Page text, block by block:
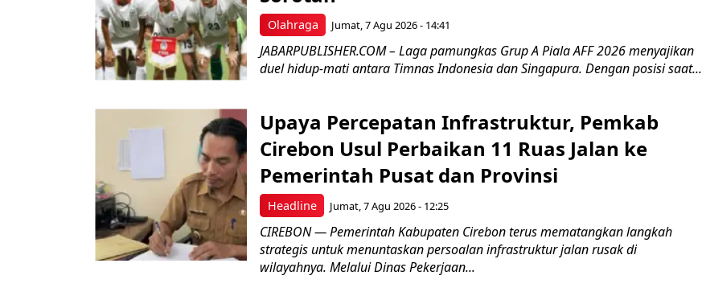
Olahraga Jumat, 7 Agu 2026 - 14:41
JABARPUBLISHER.COM – Laga pamungkas Grup A Piala AFF 2026 menyajikan
duel hidup-mati antara Timnas Indonesia dan Singapura. Dengan posisi saat...
Headline
Upaya Percepatan Infrastruktur, Pemkab
Cirebon Usul Perbaikan 11 Ruas Jalan ke
Pemerintah Pusat dan Provinsi
Jumat, 7 Agu 2026 - 12:25
CIREBON — Pemerintah Kabupaten Cirebon terus mematangkan langkah
strategis untuk menuntaskan persoalan infrastruktur jalan rusak di
wilayahnya. Melalui Dinas Pekerjaan...